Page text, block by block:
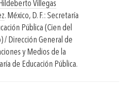
Hildeberto Villegas
. México, D. F.: Secretaría
Pública (Cien del
/ Dirección General de
y Medios de la
de Educación Pública.